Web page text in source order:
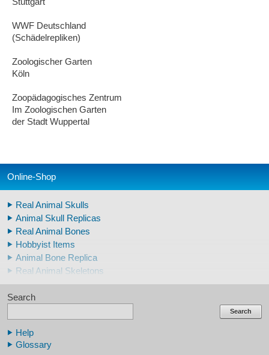
WWF Deutschland
(Schädelrepliken)
Zoologischer Garten
Köln
Zoopädagogisches Zentrum
Im Zoologischen Garten
der Stadt Wuppertal
Online-Shop
Real Animal Skulls
Animal Skull Replicas
Real Animal Bones
Hobbyist Items
Animal Bone Replica
Real Animal Skeletons
Real Animal Teeth
Claws & Teeth Replicas
Human Skull Replicas
Human Replica Bones
Search
Search
Help
Glossary